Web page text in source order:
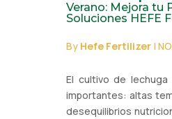
Verano: Mejora tu
Soluciones HEFE
By Hefe Fertilizer |
El cultivo de
importantes: altas
desequilibrios